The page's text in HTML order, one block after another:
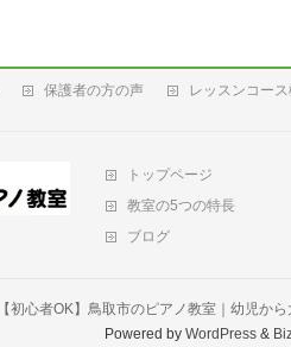
保護者の方の声 レッスンコー
トップページ
教室の5つの特長
ブログ
【初心者OK】鳥取市のピアノ教室｜幼児か
Powered by WordPress&